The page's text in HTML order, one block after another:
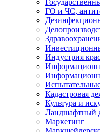
ГО и ЧС,
Индустрия
Кадастровая
Культура и
Ландшафтный
Маркетинг